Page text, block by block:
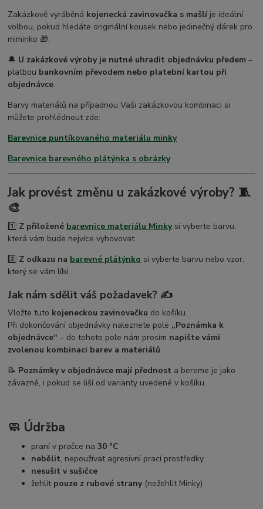
Zakázkově vyráběná kojenecká zavinovačka s mašlí je ideální
volbou, pokud hledáte originální kousek nebo jedinečný dárek pro
miminko 🎁.
🔔 U zakázkové výroby je nutné uhradit objednávku předem –
platbou bankovním převodem nebo platební kartou při
objednávce.
Barvy materiálů na případnou Vaši zakázkovou kombinaci si
můžete prohlédnout zde:
Barevnice puntíkovaného materiálu minky
Barevnice barevného plátýnka s obrázky
Jak provést změnu u zakázkové výroby? 🧵
🎨
1️⃣ Z přiložené barevnice materiálu Minkysi vyberte barvu,
která vám bude nejvíce vyhovovat.
2️⃣ Z odkazu na barevné plátýnko si vyberte barvu nebo vzor,
který se vám líbí.
Jak nám sdělit váš požadavek? ✍️
Vložte tuto kojeneckou zavinovačku do košíku.
Při dokončování objednávky naleznete pole „Poznámka k
objednávce“ – do tohoto pole nám prosím napište vámi
zvolenou kombinaci barev a materiálů.
📝 Poznámky v objednávce mají přednost a bereme je jako
závazné, i pokud se liší od varianty uvedené v košíku.
🧼 Údržba
praní v pračce na30 °C
nebělit, nepoužívat agresivní prací prostředky
nesušit v sušičce
žehlit pouze z rubové strany(nežehlit Minky)